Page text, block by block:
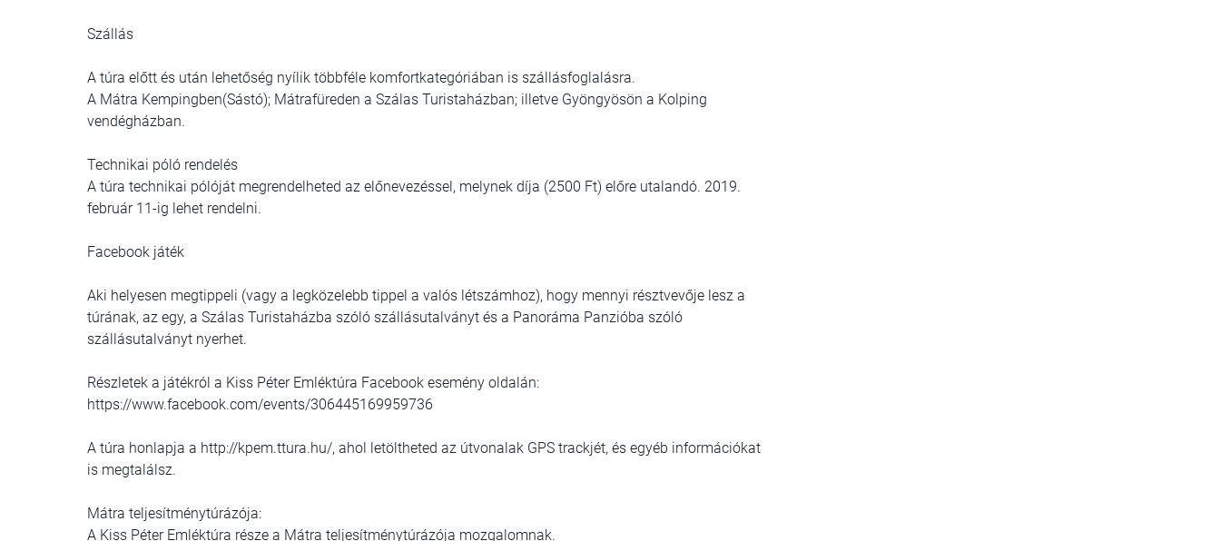
Szállás
A túra előtt és után lehetőség nyílik többféle komfortkategóriában is szállásfoglalásra.
A Mátra Kempingben(Sástó); Mátrafüreden a Szálas Turistaházban; illetve Gyöngyösön a Kolping
vendégházban.
Technikai póló rendelés
A túra technikai pólóját megrendelheted az előnevezéssel, melynek díja (2500 Ft) előre utalandó. 2019.
február 11-ig lehet rendelni.
Facebook játék
Aki helyesen megtippeli (vagy a legközelebb tippel a valós létszámhoz), hogy mennyi résztvevője lesz a
túrának, az egy, a Szálas Turistaházba szóló szállásutalványt és a Panoráma Panzióba szóló
szállásutalványt nyerhet.
Részletek a játékról a Kiss Péter Emléktúra Facebook esemény oldalán:
https://www.facebook.com/events/306445169959736
A túra honlapja a http://kpem.ttura.hu/, ahol letöltheted az útvonalak GPS trackjét, és egyéb információkat
is megtalálsz.
Mátra teljesítménytúrázója:
A Kiss Péter Emléktúra része a Mátra teljesítménytúrázója mozgalomnak.